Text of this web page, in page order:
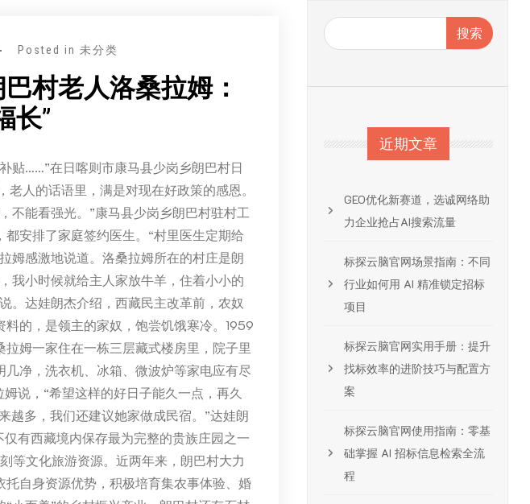
Posted in 未分类
村老人洛桑拉姆：
长”
贴……”在日喀则市康马县少岗乡朗巴村日
人的话语里，满是对现在好政策的感恩。
不能看强光。”康马县少岗乡朗巴村驻村工
安排了家庭签约医生。“村里医生定期给
姆感激地说道。洛桑拉姆所在的村庄是朗
我小时候就给主人家放牛羊，住着小小的
。达娃朗杰介绍，西藏民主改革前，农奴
的，是领主的家奴，饱尝饥饿寒冷。1959
姆一家住在一栋三层藏式楼房里，院子里
净，洗衣机、冰箱、微波炉等家电应有尽
说，“希望这样的好日子能久一点，再久
越多，我们还建议她家做成民宿。”达娃朗
有西藏境内保存最为完整的贵族庄园之一
等文化旅游资源。近两年来，朗巴村大力
自身资源优势，积极培育集农事体验、婚
搜索
近期文章
GEO优化新赛道，选诚网络助
力企业抢占AI搜索流量
标探云脑官网场景指南：不同
行业如何用 AI 精准锁定招标
项目
标探云脑官网实用手册：提升
找标效率的进阶技巧与配置方
案
标探云脑官网使用指南：零基
础掌握 AI 招标信息检索全流
程